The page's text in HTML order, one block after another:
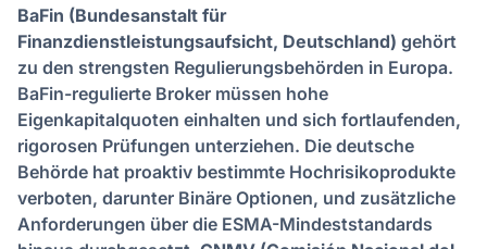
BaFin (Bundesanstalt für
Finanzdienstleistungsaufsicht, Deutschland) gehört
zu den strengsten Regulierungsbehörden in Europa.
BaFin-regulierte Broker müssen hohe
Eigenkapitalquoten einhalten und sich fortlaufenden,
rigorosen Prüfungen unterziehen. Die deutsche
Behörde hat proaktiv bestimmte Hochrisikoprodukte
verboten, darunter Binäre Optionen, und zusätzliche
Anforderungen über die ESMA-Mindeststandards